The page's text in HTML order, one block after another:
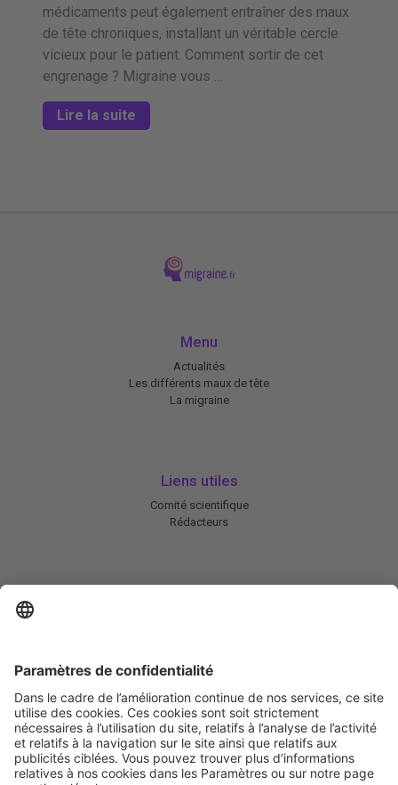
médicaments peut également entraîner des maux
de tête chroniques, installant un véritable cercle
vicieux pour le patient. Comment sortir de cet
engrenage ? Migraine vous …
Lire la suite
Menu
Actualités
Les différents maux de tête
La migraine
Liens utiles
Comité scientifique
Rédacteurs
Abonnez-vous à notre newsletter
Informez-moi